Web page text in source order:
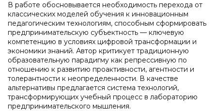
В работе обосновывается необходимость перехода от
классических моделей обучения к инновационным
педагогическим технологиям, способным сформировать
предпринимательскую субъектность — ключевую
компетенцию в условиях цифровой трансформации и
экономики знаний. Автор критикует традиционную
образовательную парадигму как репрессивную по
отношению к развитию проактивности, агентности и
толерантности к неопределенности. В качестве
альтернативы предлагается система технологий,
трансформирующих учебный процесс в лабораторию
предпринимательского мышления.